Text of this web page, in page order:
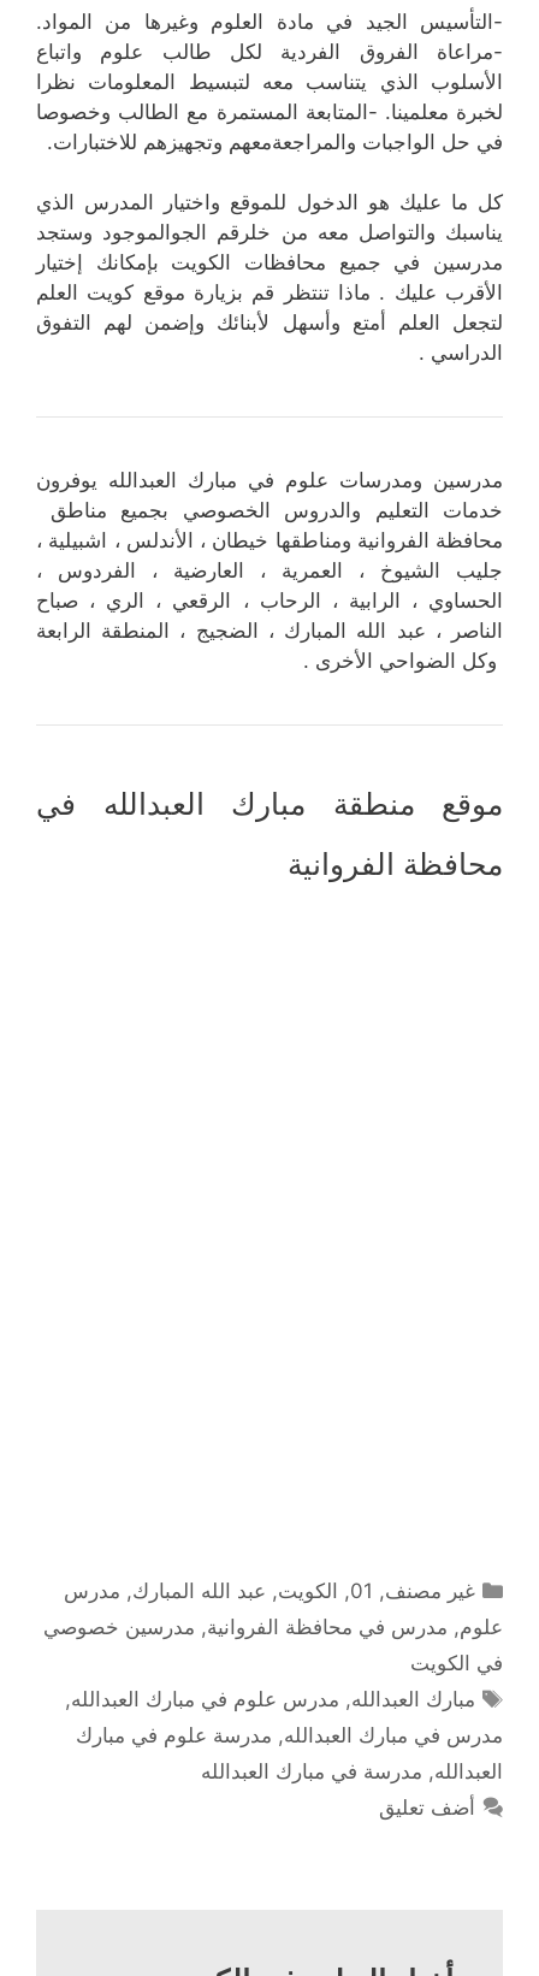
-التأسيس الجيد في مادة العلوم وغيرها من المواد.
-مراعاة الفروق الفردية لكل طالب علوم واتباع
الأسلوب الذي يتناسب معه لتبسيط المعلومات نظرا
لخبرة معلمينا. -المتابعة المستمرة مع الطالب وخصوصا
في حل الواجبات والمراجعةمعهم وتجهيزهم للاختبارات.
كل ما عليك هو الدخول للموقع واختيار المدرس الذي
يناسبك والتواصل معه من خلرقم الجوالموجود وستجد
مدرسين في جميع محافظات الكويت بإمكانك إختيار
الأقرب عليك . ماذا تنتظر قم بزيارة موقع كويت العلم
لتجعل العلم أمتع وأسهل لأبنائك وإضمن لهم التفوق
الدراسي .
مدرسين ومدرسات علوم في مبارك العبدالله يوفرون
خدمات التعليم والدروس الخصوصي بجميع مناطق
محافظة الفروانية ومناطقها خيطان ، الأندلس ، اشبيلية ،
جليب الشيوخ ، العمرية ، العارضية ، الفردوس ،
الحساوي ، الرابية ، الرحاب ، الرقعي ، الري ، صباح
الناصر ، عبد الله المبارك ، الضجيج ، المنطقة الرابعة
وكل الضواحي الأخرى .
موقع منطقة مبارك العبدالله في
محافظة الفروانية
التصنيفات
غير مصنف,
01
, الكويت, عبد الله المبارك, مدرس
علوم, مدرس في محافظة الفروانية, مدرسين خصوصي
في الكويت
الوسوم
مبارك العبدالله, مدرس علوم في مبارك العبدالله,
مدرس في مبارك العبدالله, مدرسة علوم في مبارك
العبدالله, مدرسة في مبارك العبدالله
أضف تعليق